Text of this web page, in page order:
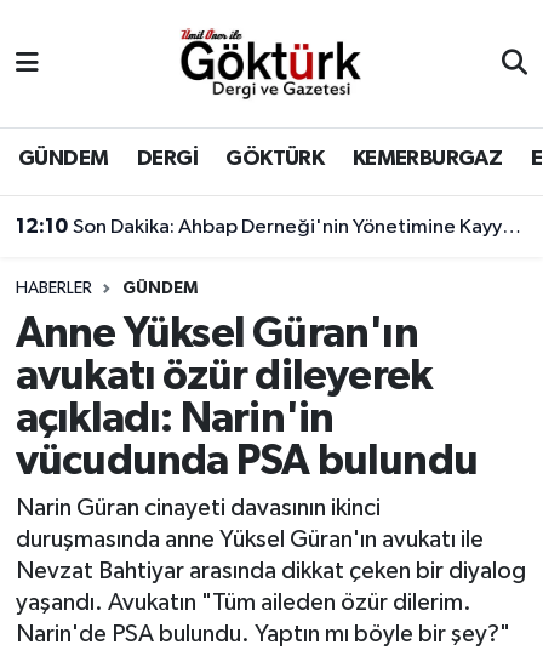
GÜNDEM DERGİ GÖKTÜRK KEMERBURGAZ
12:10 Son Dakika: Ahbap Derneği'nin Yönetimine Kayyum Atandı
HABERLER GÜNDEM
Anne Yüksel Güran'ın
avukatı özür dileyerek
açıkladı: Narin'in
vücudunda PSA bulundu
Narin Güran cinayeti davasının ikinci
duruşmasında anne Yüksel Güran'ın avukatı ile
Nevzat Bahtiyar arasında dikkat çeken bir diyalog
yaşandı. Avukatın "Tüm aileden özür dilerim.
Narin'de PSA bulundu. Yaptın mı böyle bir şey?"
BİLİM
DERGİ
DÜNYA
EĞİTİM
EKONOMİ
GÖKTÜRK
KEMERBURGAZ
KÜLTÜR - SANAT
Eyüpsultan Hava Durumu
Eyüpsultan Trafik Yoğunluk Haritası
Süper Lig Puan Durumu ve Fikstür
Tüm Manşetler
Son Dakika Haberleri
Haber Arşivi